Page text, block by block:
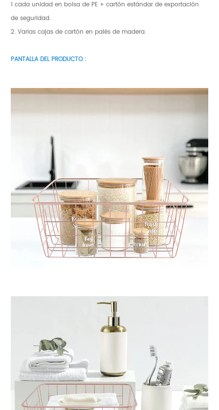
1 cada unidad en bolsa de PE + cartón estándar de exportación
de seguridad.
2. Varias cajas de cartón en palés de madera.
PANTALLA DEL PRODUCTO :